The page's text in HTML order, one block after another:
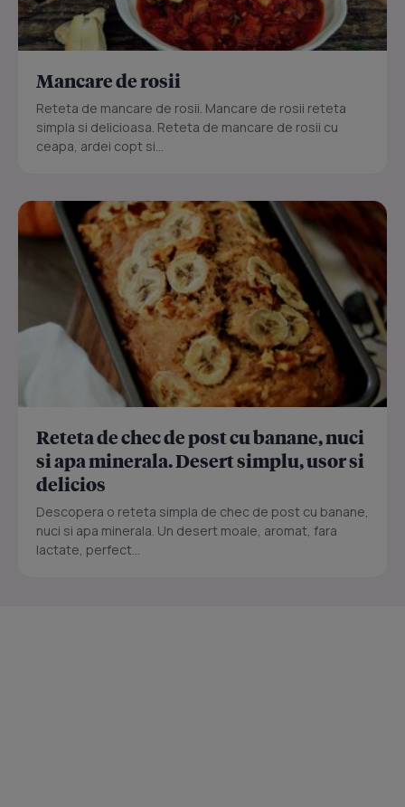
Mancare de rosii
Reteta de mancare de rosii. Mancare de rosii reteta
simpla si delicioasa. Reteta de mancare de rosii cu
ceapa, ardei copt si...
Reteta de chec de post cu banane, nuci
si apa minerala. Desert simplu, usor si
delicios
Descopera o reteta simpla de chec de post cu banane,
nuci si apa minerala. Un desert moale, aromat, fara
lactate, perfect...